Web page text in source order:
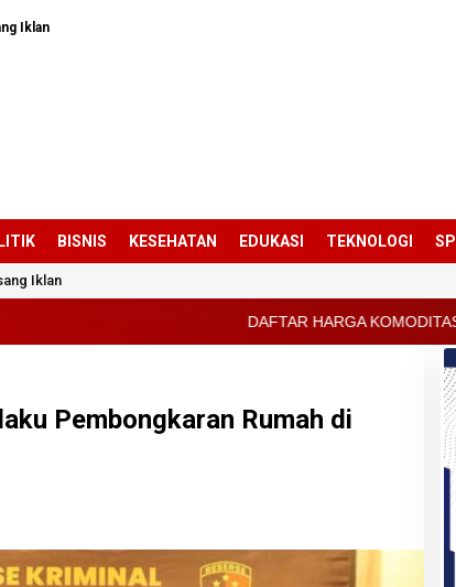
Iklan
BISNIS KESEHATAN EDUKASI TEKNOLOGI
Iklan
DAFTAR HARGA KOMODITAS PERTANIAN
Pembongkaran Rumah di